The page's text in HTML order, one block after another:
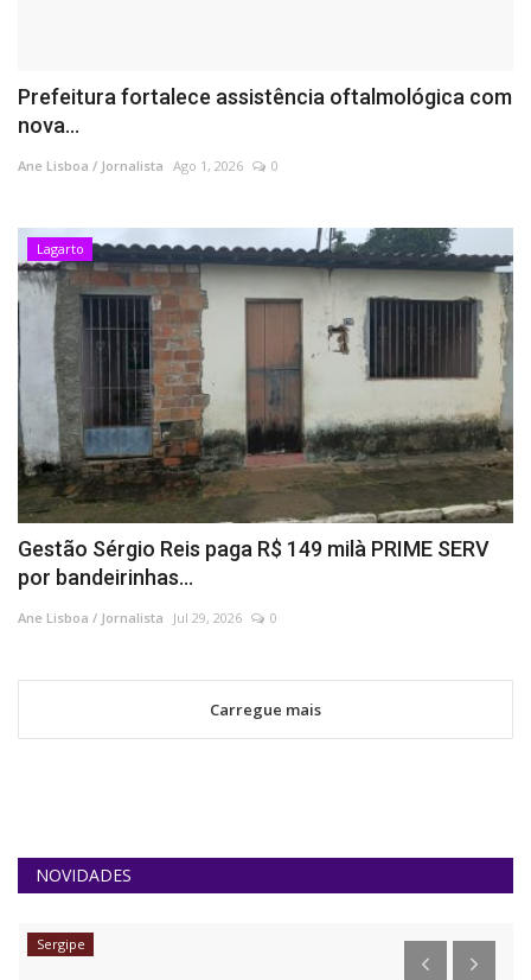
Prefeitura fortalece assistência oftalmológica com
nova...
Ane Lisboa / Jornalista Ago 1, 2026 0
Lagarto
Gestão Sérgio Reis paga R$ 149 milà PRIME SERV
por bandeirinhas...
Ane Lisboa / Jornalista Jul 29, 2026 0
Carregue mais
NOVIDADES
Sergipe